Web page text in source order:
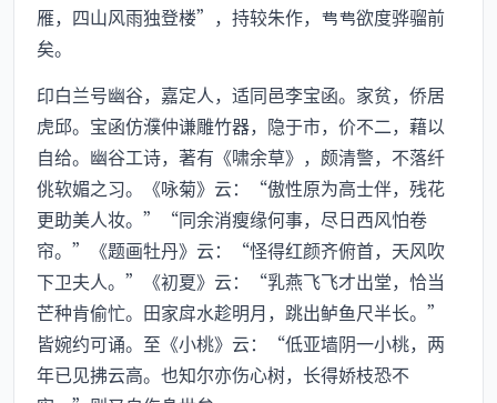
雁，四山风雨独登楼”，持较朱作，欲度骅骝前
矣。
印白兰号幽谷，嘉定人，适同邑李宝函。家贫，侨居
虎邱。宝函仿濮仲谦雕竹器，隐于市，价不二，藉以
自给。幽谷工诗，著有《啸余草》，颇清警，不落纤
佻软媚之习。《咏菊》云：“傲性原为高士伴，残花
更助美人妆。”“同余消瘦缘何事，尽日西风怕卷
帘。”《题画牡丹》云：“怪得红颜齐俯首，天风吹
下卫夫人。”《初夏》云：“乳燕飞飞才出堂，恰当
芒种肯偷忙。田家戽水趁明月，跳出鲈鱼尺半长。”
皆婉约可诵。至《小桃》云：“低亚墙阴一小桃，两
年已见拂云高。也知尔亦伤心树，长得娇枝恐不